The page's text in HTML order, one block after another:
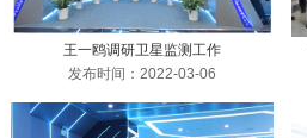
王一鸥调研卫星监测工作
发布时间：2022-03-06